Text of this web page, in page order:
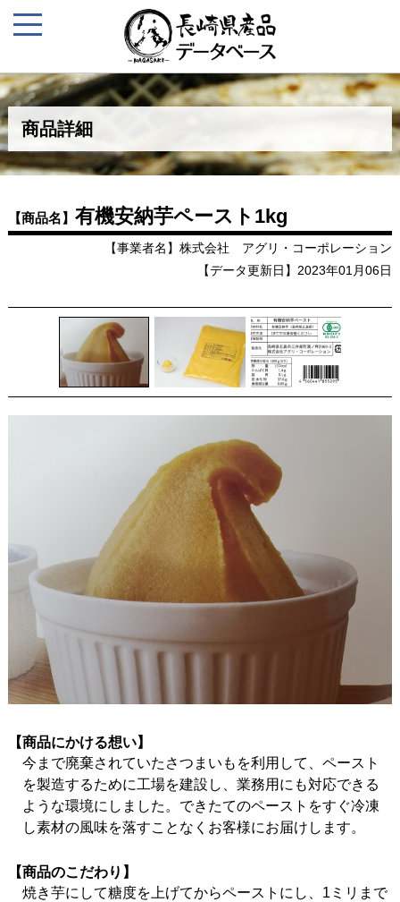
商品詳細
【商品名】 有機安納芋ペースト1kg
【事業者名】株式会社 アグリ・コーポレーション
【データ更新日】2023年01月06日
【商品にかける想い】
今まで廃棄されていたさつまいもを利用して、ペースト
を製造するために工場を建設し、業務用にも対応できる
ような環境にしました。できたてのペーストをすぐ冷凍
し素材の風味を落すことなくお客様にお届けします。
【商品のこだわり】
焼き芋にして糖度を上げてからペーストにし、1ミリまで